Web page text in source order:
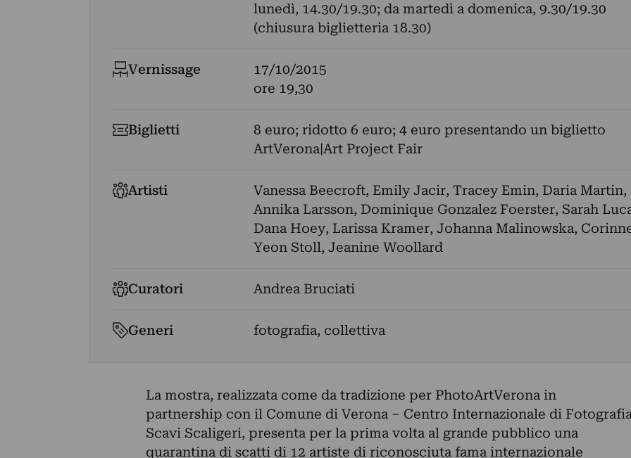
lunedì, 14.30/19.30; da martedì a domenica, 9.30/19.30
(chiusura biglietteria 18.30)
Vernissage
17/10/2015
ore 19,30
Biglietti
8 euro; ridotto 6 euro; 4 euro presentando un biglietto
ArtVerona|Art Project Fair
Artisti Vanessa Beecroft, Emily Jacir, Tracey Emin, Daria Martin,
Annika Larsson, Dominique Gonzalez Foerster, Sarah
Dana Hoey, Larissa Kramer, Johanna Malinowska,
Yeon Stoll, Jeanine Woollard
Curatori Andrea Bruciati
Generi fotografia, collettiva
La mostra, realizzata come da tradizione per PhotoArtVerona in
partnership con il Comune di Verona – Centro Internazionale di
Scavi Scaligeri, presenta per la prima volta al grande pubblico una
quarantina di scatti di 12 artiste di riconosciuta fama internazionale